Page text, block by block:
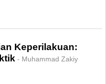
Keperilakuan:
- Muhammad Zakiy